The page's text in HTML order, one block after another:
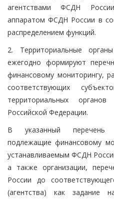
агентствами ФСДН
аппаратом ФСДН России в
распределением функций.
2. Территориальные
ежегодно формируют
финансовому мониторингу,
соответствующих
территориальных
Российской Федерации.
В указанный перечень
подлежащие финансовому
устанавливаемым ФСДН
а также организации,
России до
(агентства) как задание